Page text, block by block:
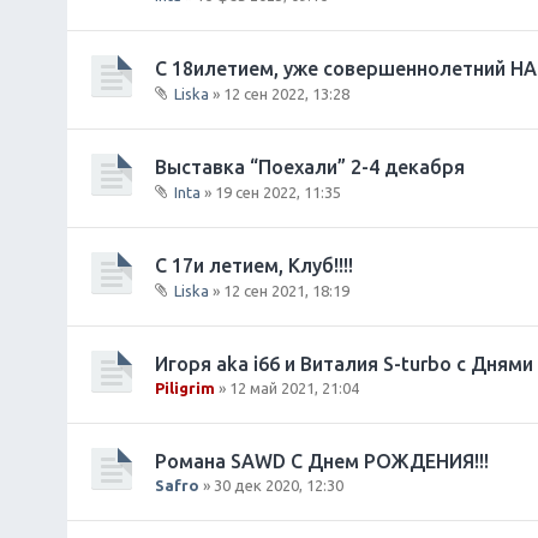
С 18илетием, уже совершеннолетний
о
ж
е
н
я
Liska » 12 сен 2022, 13:28
Выставка “Поехали” 2-4 декабря
о
ж
е
я
Inta » 19 сен 2022, 11:35
С 17и летием, Клуб!!!!
о
ж
е
н
я
Liska » 12 сен 2021, 18:19
Игоря aka i66 и Виталия S-turbo с
Piligrim » 12 май 2021, 21:04
Романа SAWD С Днем РОЖДЕНИЯ!!!
Safro » 30 дек 2020, 12:30